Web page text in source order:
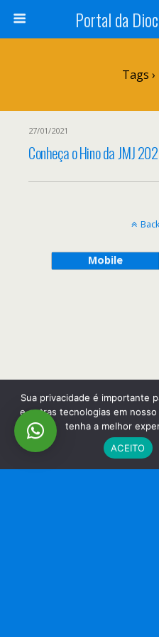
Portal da
Tags
27/01/2021
Conheça o Hino da JMJ
Mobile
Sua privacidade é importante
e outras tecnologias em
tenha a melhor
ACEITO